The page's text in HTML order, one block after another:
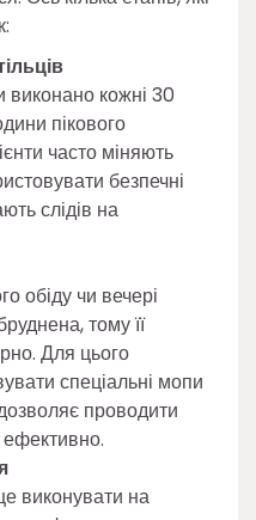
кожні 30
пікового
часто міняють
безпечні
слідів на
обіду чи вечері
тому її
Для цього
спеціальні мопи
проводити
виконувати на